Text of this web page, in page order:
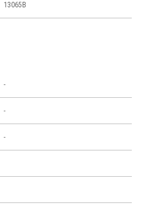
13065B
-
-
-